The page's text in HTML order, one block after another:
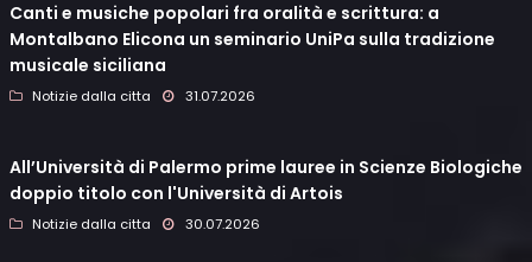
Canti e musiche popolari fra oralità e scrittura: a
Montalbano Elicona un seminario UniPa sulla tradizione
musicale siciliana
Notizie dalla citta 31.07.2026
All’Università di Palermo prime lauree in Scienze Biologiche
doppio titolo con l'Università di Artois
Notizie dalla citta 30.07.2026